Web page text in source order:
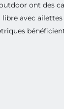
ont des
libre avec